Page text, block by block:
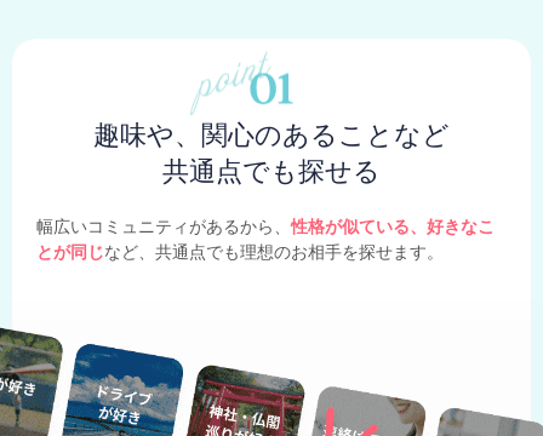
趣味や、関心のあることなど
共通点でも探せる
幅広いコミュニティがあるから、性格が似ている、好きなこ
とが同じなど、共通点でも理想のお相手を探せます。